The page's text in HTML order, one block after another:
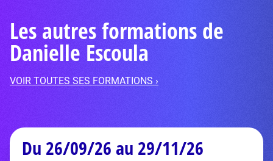
Les autres formations de
Danielle Escoula
VOIR TOUTES SES FORMATIONS ›
Du 26/09/26 au 29/11/26